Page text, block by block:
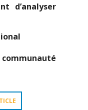
d’analyser